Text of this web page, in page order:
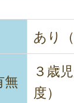
あり
無
３歳
度）